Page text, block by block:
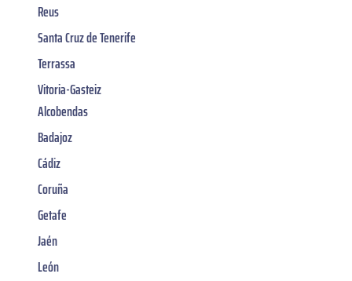
Reus
Santa Cruz de Tenerife
Terrassa
Vitoria-Gasteiz
Alcobendas
Badajoz
Cádiz
Coruña
Getafe
Jaén
León